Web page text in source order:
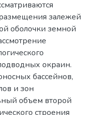
залежей
оболочки земной
окраин.
бассейнов,
и зон
объем второй
строения